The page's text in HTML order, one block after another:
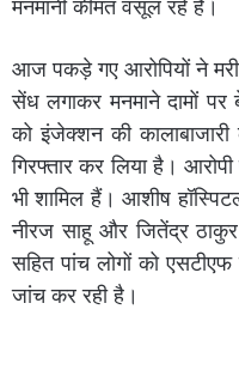
मनमानी कीमत वसूल रहे है।
आज पकड़े गए आरोपियों ने
सेंध लगाकर मनमाने दामों
को इंजेक्शन की
गिरफ्तार कर लिया है।
भी शामिल हैं। आशीष
नीरज साहू और जितेंद्र ठाकुर
सहित पांच लोगों को
जांच कर रही है।